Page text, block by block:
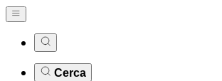
Cerca